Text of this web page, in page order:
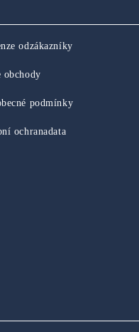
odzákazníky
obchody
podmínky
ochranadata